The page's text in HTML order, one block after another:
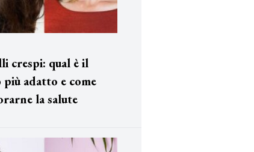
crespi: qual è il
adatto e come
la salute